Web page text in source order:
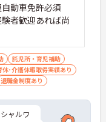
動車免許必須
者歓迎あれば尚
託児所・育児補助
休･介護休暇取得実績あり
退職金制度あり
ャルワ